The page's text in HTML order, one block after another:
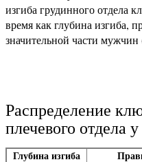
изгиба грудинного отдела
время как глубина изгиба,
значительной части мужчин
Распределение
плечевого
Глубина изгиба